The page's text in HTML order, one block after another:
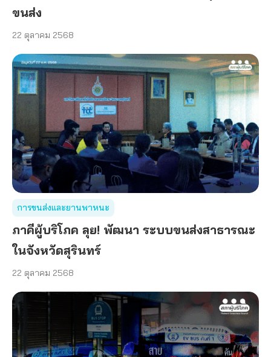
ขนส่ง
22 ตุลาคม 2568
การขนส่งและยานพาหนะ
ภาคีผู้บริโภค ลุย! พัฒนา ระบบขนส่งสาธารณะ
ในจังหวัดสุรินทร์
22 ตุลาคม 2568